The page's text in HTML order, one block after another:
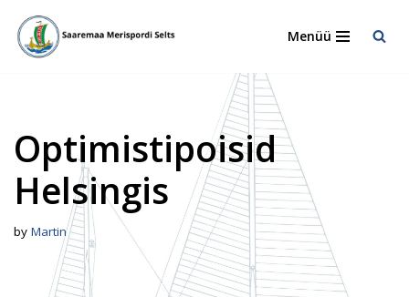
Skip
Menüü
Optimistipoisid
Helsingis
by Martin